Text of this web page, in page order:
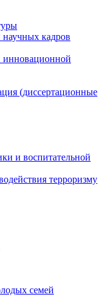
кадров
инновационной
(диссертационные
и воспитательной
терроризму
семей